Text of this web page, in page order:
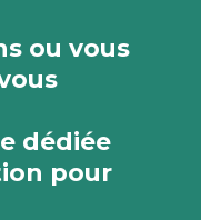
ou vous
dédiée
pour